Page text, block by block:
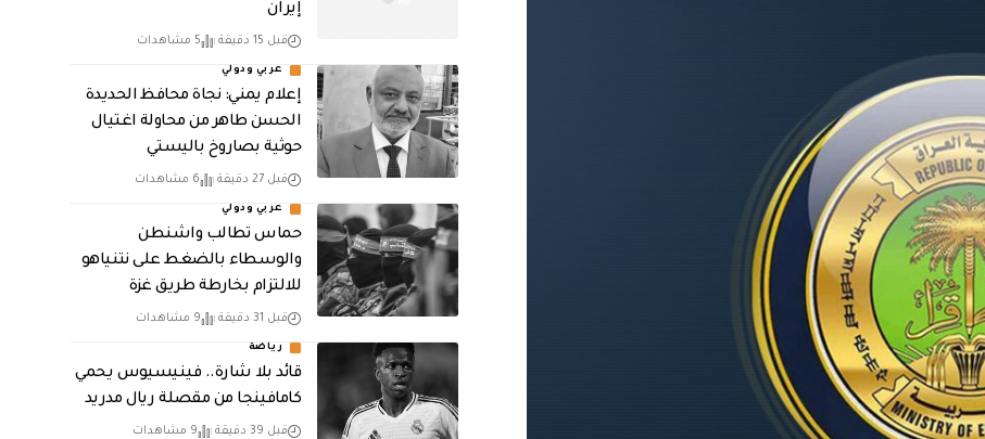
إيران
قبل 15 دقيقة 5 مشاهدات
عربي ودولي
إعلام يمني: نجاة محافظ الحديدة
الحسن طاهر من محاولة اغتيال
حوثية بصاروخ باليستي
قبل 27 دقيقة 6 مشاهدات
عربي ودولي
حماس تطالب واشنطن
والوسطاء بالضغط على نتنياهو
للالتزام بخارطة طريق غزة
قبل 31 دقيقة 9 مشاهدات
رياضة
قائد بلا شارة.. فينيسيوس يحمي
كامافينجا من مقصلة ريال مدريد
قبل 39 دقيقة 9 مشاهدات